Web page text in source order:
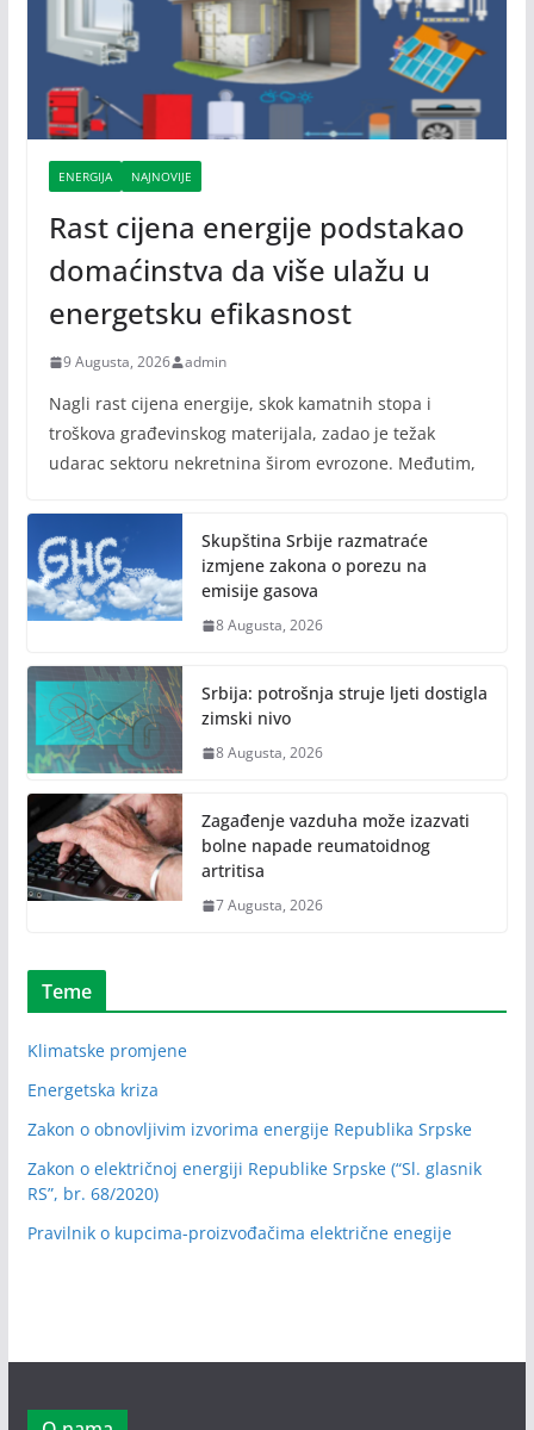
ENERGIJA NAJNOVIJE
Rast cijena energije podstakao
domaćinstva da više ulažu u
energetsku efikasnost
9 Augusta, 2026 admin
Nagli rast cijena energije, skok kamatnih stopa i
troškova građevinskog materijala, zadao je težak
udarac sektoru nekretnina širom evrozone. Međutim,
Skupština Srbije razmatraće
izmjene zakona o porezu na
emisije gasova
8 Augusta, 2026
Srbija: potrošnja struje ljeti dostigla
zimski nivo
8 Augusta, 2026
Zagađenje vazduha može izazvati
bolne napade reumatoidnog
artritisa
7 Augusta, 2026
Teme
Klimatske promjene
Energetska kriza
Zakon o obnovljivim izvorima energije Republika Srpske
Zakon o električnoj energiji Republike Srpske (“Sl. glasnik
RS”, br. 68/2020)
Pravilnik o kupcima-proizvođačima električne enegije